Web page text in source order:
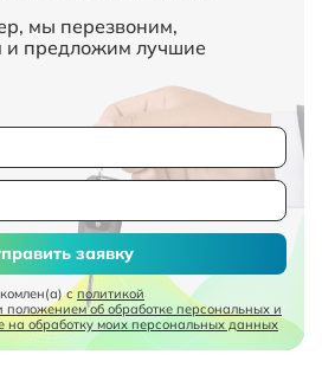
мы перезвоним,
и предложим лучшие
сполитикой
об обработке персональных и
на обработку моих персональных данных
заявку